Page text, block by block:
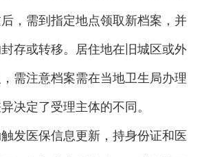
需到指定地点领取新档案，并
存或转移。居住地在旧城区或外
需注意档案需在当地卫生局办理
决定了受理主体的不同。
医保信息更新，持身份证和医